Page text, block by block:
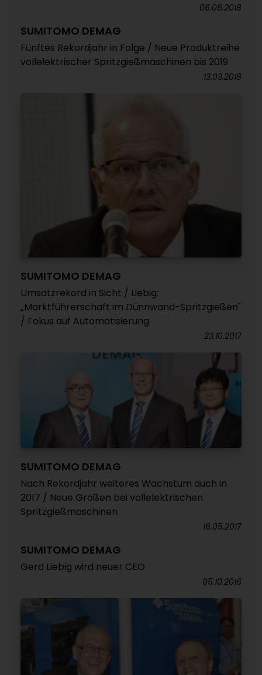
06.06.2018
SUMITOMO DEMAG
Fünftes Rekordjahr in Folge / Neue Produktreihe
vollelektrischer Spritzgießmaschinen bis 2019
13.03.2018
SUMITOMO DEMAG
Umsatzrekord in Sicht / Liebig:
„Marktführerschaft im Dünnwand-Spritzgießen"
/ Fokus auf Automatisierung
23.10.2017
SUMITOMO DEMAG
Nach Rekordjahr weiteres Wachstum auch in
2017 / Neue Größen bei vollelektrischen
Spritzgießmaschinen
16.05.2017
SUMITOMO DEMAG
Gerd Liebig wird neuer CEO
05.10.2016